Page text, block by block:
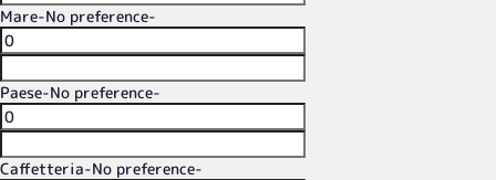
Mare-No preference-
Paese-No preference-
Caffetteria-No preference-